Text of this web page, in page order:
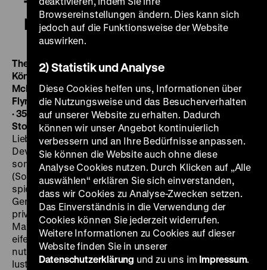
The Private Lives of Elizabeth and
Essex
The Private Lives of Elizabeth and Essex
Königin USA 1939, R: Michael Curtiz, B: Aeneas
McKenzie, Norman Reilly Raine, K: Sol Polito, D: Errol
Flynn, Bette Davis, Olivia de Havilland, Vincent Price, 107’
· 35mm, OF DO 08.03. um 20 Uhr · Einführung: Arne
StollbergMichael Curtiz‘ Verfilmung der
Liebesgeschichte zwischen Elizabeth I. und Robert
Devereux, Earl of Essex, ist nicht nur effektvoll,
sondern nahezu effektgierig. In bunt-brillanten Bildern
(Sol Polito) und hinreißenden Kostümen (Orry-Kelly)
spielt Bette Davis die Königin als eine dauerhaft
Gereizte, die in ihrer Liebe zu Devereux zwischen ihrer
privaten Leidenschaft und dem königlichen
Machterhalt hin und her gerissen ist. Feinde (und eine
eifersüchtige Lady Penelope) ersinnen eine Intrige,
nutzen die Zerrissenheit der Königin aus. Bei aller
lustvollen Übertreibung gelang Korngold eine
Browsereinstellungen ändern. Dies kann sich
jedoch auf die Funktionsweise der Website
auswirken.
2) Statistik und Analyse
Diese Cookies helfen uns, Informationen über
die Nutzungsweise und das Besucherverhalten
auf unserer Website zu erhalten. Dadurch
können wir unser Angebot kontinuierlich
verbessern und an Ihre Bedürfnisse anpassen.
Sie können die Website auch ohne diese
Analyse Cookies nutzen. Durch Klicken auf „Alle
auswählen“ erklären Sie sich einverstanden,
dass wir Cookies zu Analyse-Zwecken setzen.
Das Einverständnis in die Verwendung der
Cookies können Sie jederzeit widerrufen.
Weitere Informationen zu Cookies auf dieser
Website finden Sie in unserer
Datenschutzerklärung und zu uns im Impressum.